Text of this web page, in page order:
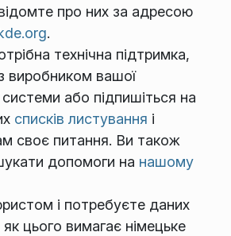
про них за адресою
.
технічна підтримка,
виробником вашої
системи або підпишіться на
списків листування і
своє питання. Ви також
допомоги на нашому
і потребуєте даних
цього вимагає німецьке